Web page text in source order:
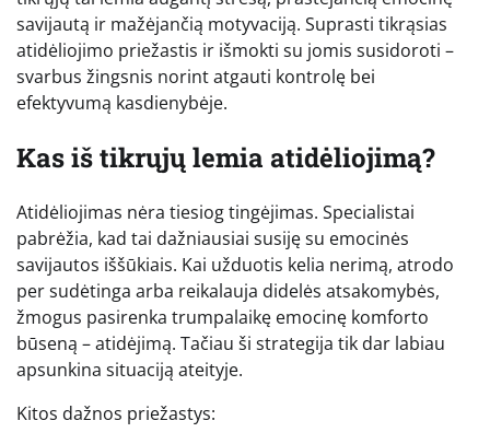
savijautą ir mažėjančią motyvaciją. Suprasti tikrąsias
atidėliojimo priežastis ir išmokti su jomis susidoroti –
svarbus žingsnis norint atgauti kontrolę bei
efektyvumą kasdienybėje.
Kas iš tikrųjų lemia atidėliojimą?
Atidėliojimas nėra tiesiog tingėjimas. Specialistai
pabrėžia, kad tai dažniausiai susiję su emocinės
savijautos iššūkiais. Kai užduotis kelia nerimą, atrodo
per sudėtinga arba reikalauja didelės atsakomybės,
žmogus pasirenka trumpalaikę emocinę komforto
būseną – atidėjimą. Tačiau ši strategija tik dar labiau
apsunkina situaciją ateityje.
Kitos dažnos priežastys: